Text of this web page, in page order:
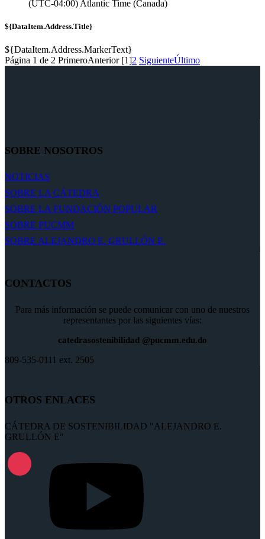
(UTC-04:00) Atlantic Time (Canada)
${DataItem.Address.Title}
${DataItem.Address.MarkerText}
Página 1 de 2 PrimeroAnterior [1]2 SiguienteÚltimo
SOBRE NOSOTROS
NOTICIAS
SOBRE LA CÁTEDRA
SOBRE LA FUNDACIÓN POPULAR
SOBRE PUCMM
SOBRE ALEJANDRO E. GRULLÓN E.
CONTACTOS
Para más información se puede comunicar con uno de nuestros
representantes por las siguientes vías:
catedrasostenibilidad @pucmm.edu.do
809-535-0111 ext. 2505
OTROS ENLACES
CÁTEDRA DE SOSTENIBILIDAD "ALEJANDRO E.
GRULLÓN E"